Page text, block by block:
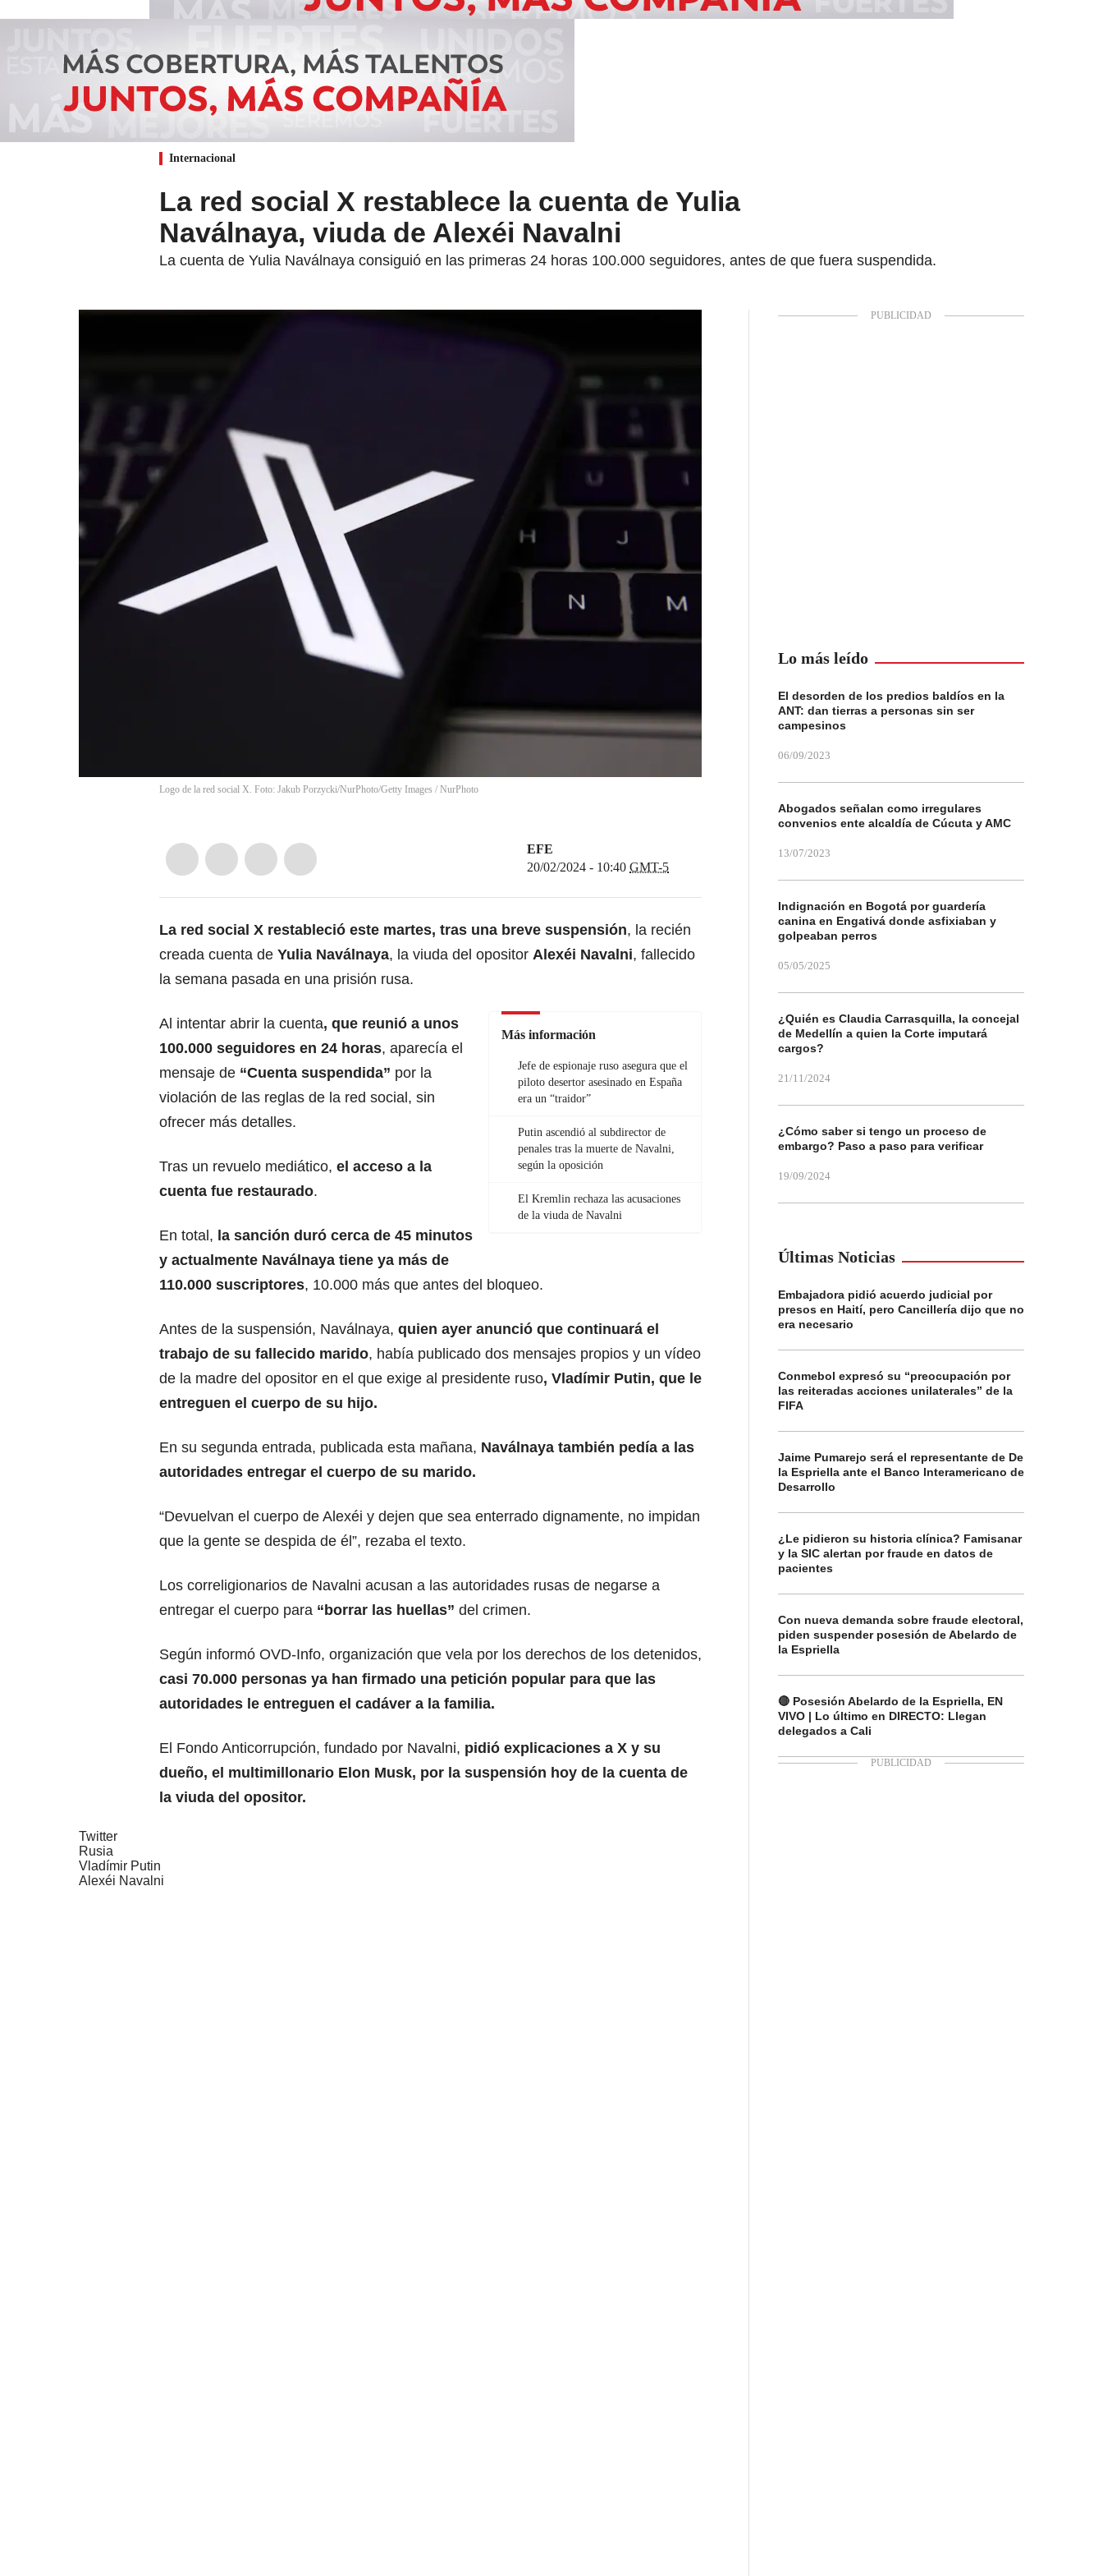
Internacional
La red social X restablece la cuenta de Yulia
Naválnaya, viuda de Alexéi Navalni
La cuenta de Yulia Naválnaya consiguió en las primeras 24 horas 100.000 seguidores, antes de que fuera suspendida.
Logo de la red social X. Foto: Jakub Porzycki/NurPhoto/Getty Images / NurPhoto
EFE
20/02/2024 - 10:40 GMT-5
La red social X restableció este martes, tras una breve suspensión, la recién
creada cuenta de Yulia Naválnaya, la viuda del opositor Alexéi Navalni, fallecido
la semana pasada en una prisión rusa.
Más información
Jefe de espionaje ruso asegura que el
piloto desertor asesinado en España
era un “traidor”
Putin ascendió al subdirector de
penales tras la muerte de Navalni,
según la oposición
El Kremlin rechaza las acusaciones
de la viuda de Navalni
Al intentar abrir la cuenta, que reunió a unos
100.000 seguidores en 24 horas, aparecía el
mensaje de “Cuenta suspendida” por la
violación de las reglas de la red social, sin
ofrecer más detalles.
Tras un revuelo mediático, el acceso a la
cuenta fue restaurado.
En total, la sanción duró cerca de 45 minutos
y actualmente Naválnaya tiene ya más de
110.000 suscriptores, 10.000 más que antes del bloqueo.
Antes de la suspensión, Naválnaya, quien ayer anunció que continuará el
trabajo de su fallecido marido, había publicado dos mensajes propios y un vídeo
de la madre del opositor en el que exige al presidente ruso, Vladímir Putin, que le
entreguen el cuerpo de su hijo.
En su segunda entrada, publicada esta mañana, Naválnaya también pedía a las
autoridades entregar el cuerpo de su marido.
“Devuelvan el cuerpo de Alexéi y dejen que sea enterrado dignamente, no impidan
que la gente se despida de él”, rezaba el texto.
Los correligionarios de Navalni acusan a las autoridades rusas de negarse a
entregar el cuerpo para “borrar las huellas” del crimen.
Según informó OVD-Info, organización que vela por los derechos de los detenidos,
casi 70.000 personas ya han firmado una petición popular para que las
autoridades le entreguen el cadáver a la familia.
El Fondo Anticorrupción, fundado por Navalni, pidió explicaciones a X y su
dueño, el multimillonario Elon Musk, por la suspensión hoy de la cuenta de
la viuda del opositor.
Twitter
Rusia
Vladímir Putin
Alexéi Navalni
Lo más leído
El desorden de los predios baldíos en la
ANT: dan tierras a personas sin ser
campesinos
06/09/2023
Abogados señalan como irregulares
convenios ente alcaldía de Cúcuta y AMC
13/07/2023
Indignación en Bogotá por guardería
canina en Engativá donde asfixiaban y
golpeaban perros
05/05/2025
¿Quién es Claudia Carrasquilla, la concejal
de Medellín a quien la Corte imputará
cargos?
21/11/2024
¿Cómo saber si tengo un proceso de
embargo? Paso a paso para verificar
19/09/2024
Últimas Noticias
Embajadora pidió acuerdo judicial por
presos en Haití, pero Cancillería dijo que no
era necesario
Conmebol expresó su “preocupación por
las reiteradas acciones unilaterales” de la
FIFA
Jaime Pumarejo será el representante de De
la Espriella ante el Banco Interamericano de
Desarrollo
¿Le pidieron su historia clínica? Famisanar
y la SIC alertan por fraude en datos de
pacientes
Con nueva demanda sobre fraude electoral,
piden suspender posesión de Abelardo de
la Espriella
🔴 Posesión Abelardo de la Espriella, EN
VIVO | Lo último en DIRECTO: Llegan
delegados a Cali